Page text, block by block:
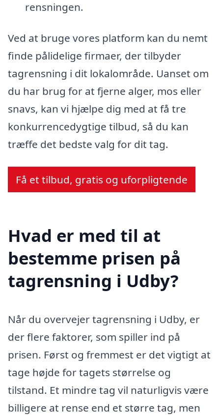
rensningen.
Ved at bruge vores platform kan du nemt
finde pålidelige firmaer, der tilbyder
tagrensning i dit lokalområde. Uanset om
du har brug for at fjerne alger, mos eller
snavs, kan vi hjælpe dig med at få tre
konkurrencedygtige tilbud, så du kan
træffe det bedste valg for dit tag.
Få et tilbud, gratis og uforpligtende
Hvad er med til at
bestemme prisen på
tagrensning i Udby?
Når du overvejer tagrensning i Udby, er
der flere faktorer, som spiller ind på
prisen. Først og fremmest er det vigtigt at
tage højde for tagets størrelse og
tilstand. Et mindre tag vil naturligvis være
billigere at rense end et større tag, men